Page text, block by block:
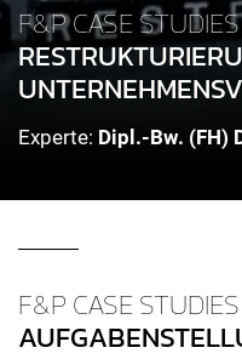
F&P CASE STUDIES
Experte: Dipl.-Bw. (FH)
F&P CASE STUDIES